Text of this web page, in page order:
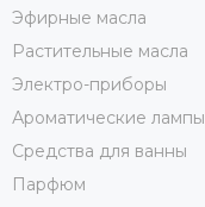
Эфирные масла
Растительные масла
Электро-приборы
Ароматические лампы
Средства для ванны
Парфюм